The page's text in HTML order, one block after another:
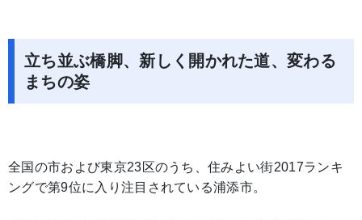
立ち並ぶ橋脚、新しく開かれた道、変わる
まちの姿
全国の市および東京23区のうち、住みよい街2017ランキ
ングで第9位に入り注目されている浦添市。